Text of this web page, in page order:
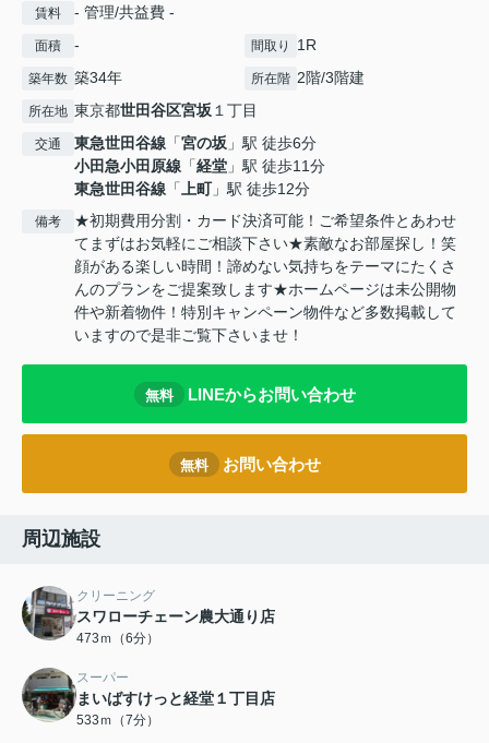
賃料 - 管理/共益費 -
面積 - 間取り 1R
築年数 築34年 所在階 2階/3階建
所在地 東京都世田谷区宮坂１丁目
交通 東急世田谷線 「宮の坂 」駅 徒歩6分
小田急小田原線 「経堂 」駅 徒歩11分
東急世田谷線 「上町」駅 徒歩12分
備考
★初期費用分割・カード決済可能！ご希望条件とあわせ
てまずはお気軽にご相談下さい★素敵なお部屋探し！笑
顔がある楽しい時間！諦めない気持ちをテーマにたくさ
んのプランをご提案致します★ホームページは未公開物
件や新着物件！特別キャンペーン物件など多数掲載して
いますので是非ご覧下さいませ！
無料 LINEからお問い合わせ
無料 お問い合わせ
周辺施設
クリーニング
スワローチェーン農大通り店
473ｍ（6分）
スーパー
まいばすけっと経堂１丁目店
533ｍ（7分）